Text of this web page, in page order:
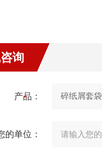
询
产品：
的单位：